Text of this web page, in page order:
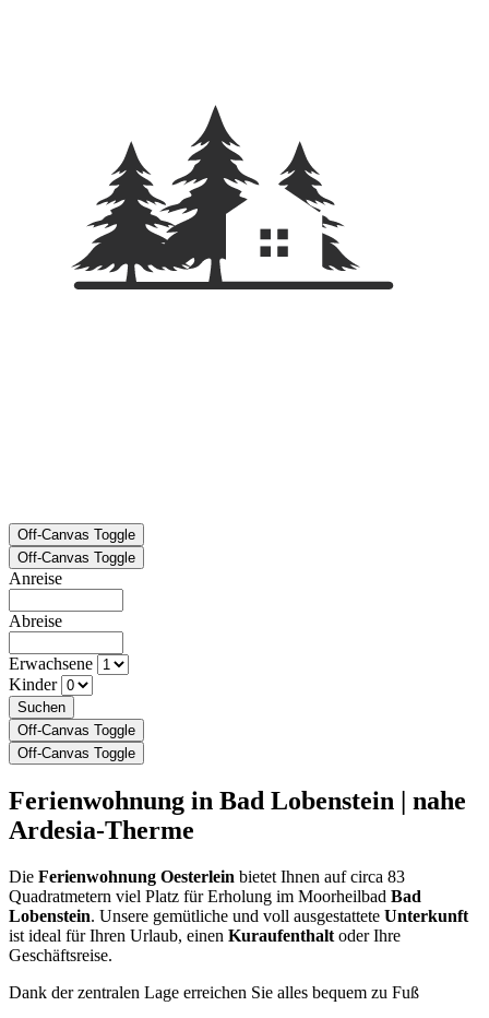
Off-Canvas Toggle
Off-Canvas Toggle
Anreise
Abreise
Erwachsene
Kinder
Suchen
Off-Canvas Toggle
Off-Canvas Toggle
Ferienwohnung in Bad Lobenstein | nahe
Ardesia-Therme
Die Ferienwohnung Oesterlein bietet Ihnen auf circa 83
Quadratmetern viel Platz für Erholung im Moorheilbad Bad
Lobenstein. Unsere gemütliche und voll ausgestattete Unterkunft
ist ideal für Ihren Urlaub, einen Kuraufenthalt oder Ihre
Geschäftsreise.
Dank der zentralen Lage erreichen Sie alles bequem zu Fuß